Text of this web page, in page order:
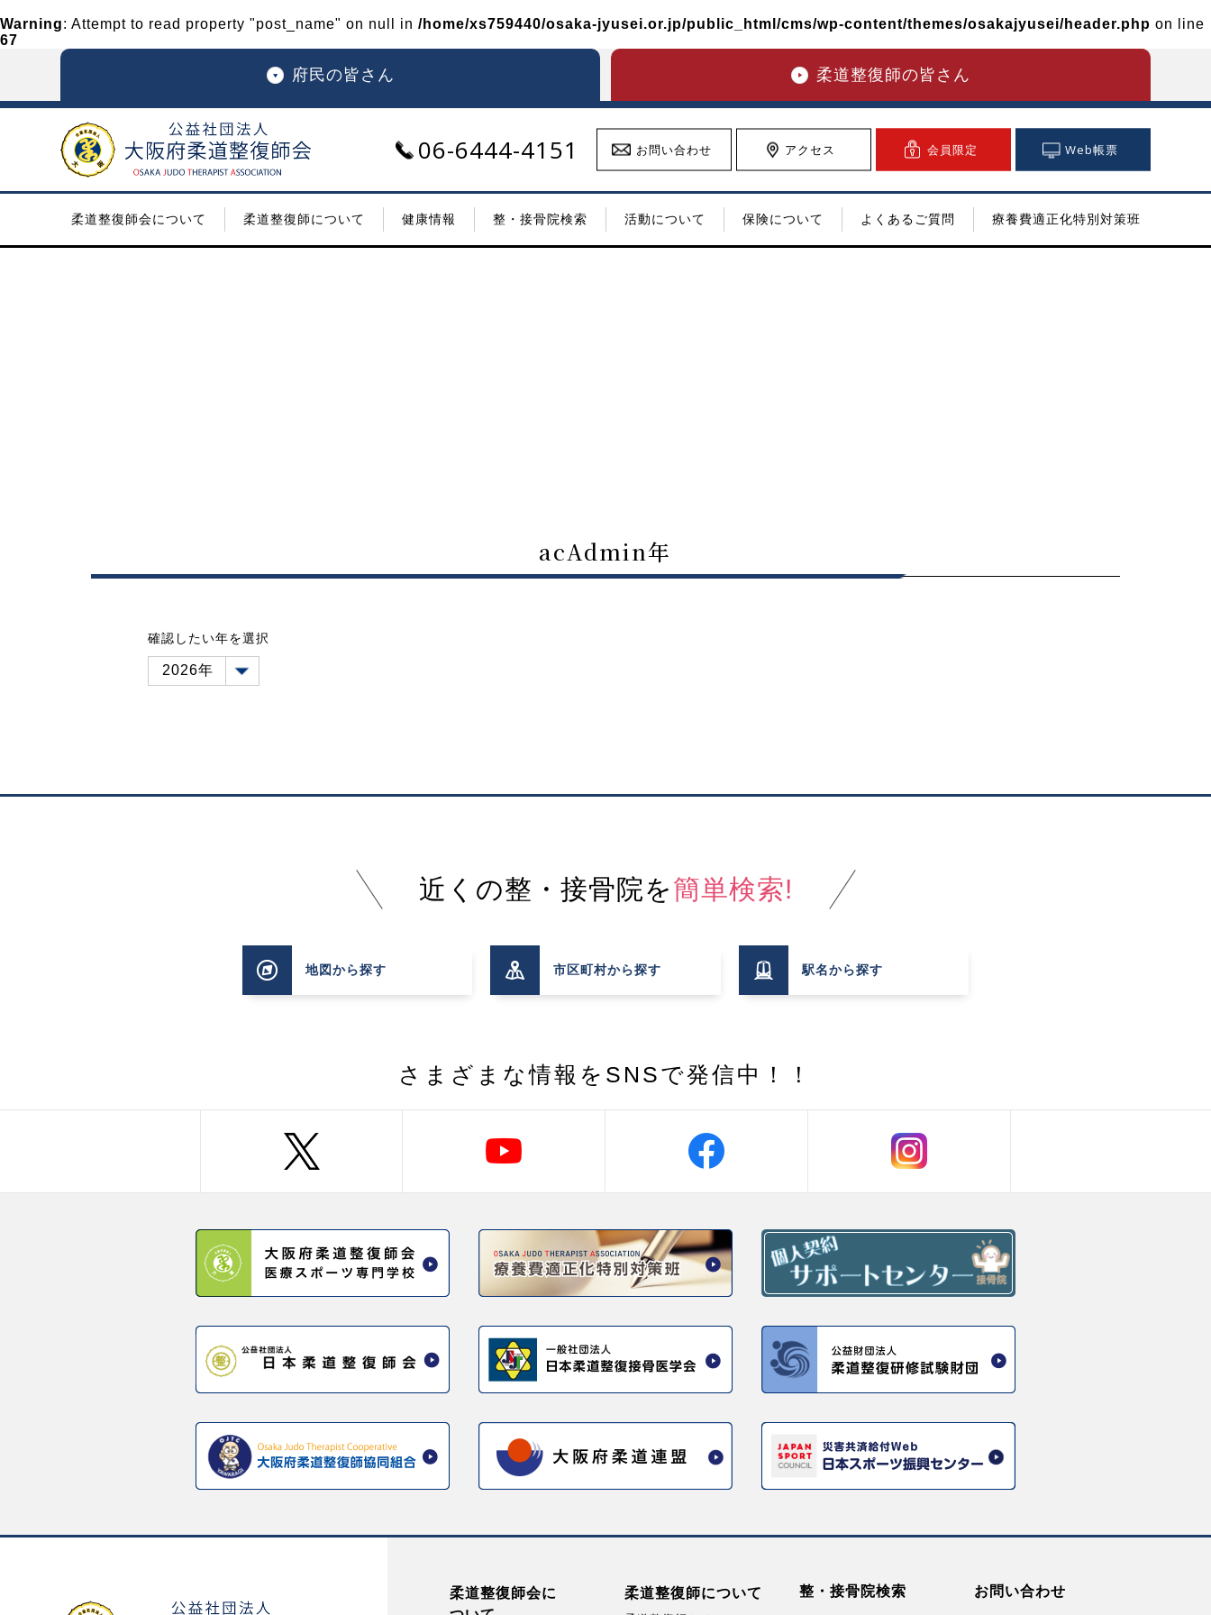
Warning: Attempt to read property "post_name" on null in /home/xs759440/osaka-jyusei.or.jp/public_html/cms/wp-content/themes/osakajyusei/header.php on line
67
府民の皆さん 柔道整復師の皆さん
06-6444-4151 お問い合わせ アクセス 会員限定 Web帳票
柔道整復師会について 柔道整復師について 健康情報 整・接骨院検索 活動について 保険について よくあるご質問 療養費適正化特別対策班
acAdmin年
確認したい年を選択
近くの整・接骨院を簡単検索!
地図から探す 市区町村から探す 駅名から探す
さまざまな情報を SNSで発信中！！
柔道整復師会に
柔道整復師について 整・接骨院検索 お問い合わせ